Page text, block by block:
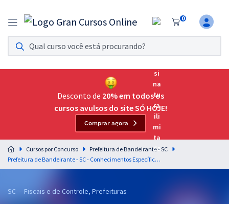
0
Assinatura Ilimitada 11
Acesso a todos os cursos. Teste grátis por 7 dias!
Assinatura OAB Até Passar
Acesso ilimitado a toda preparação para o Exame da
Residências Multiprofissionais
Preparação completa e intensiva para as principais
residências em saúde do Brasil
Desconto de 20% em todos os
cursos avulsos do site SÓ HOJE!
Comprar agora
Cursos por Concurso
Prefeitura de Bandeirante - SC
Prefeitura de Bandeirante - SC - Conhecimentos Específicos para o Cargo de Psicólogo com a Equipe Gran
SC - Fiscais e de Controle, Prefeituras